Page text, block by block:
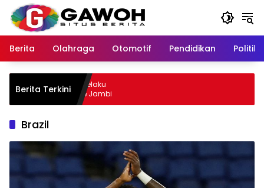
Langsung
konten
Berita
Olahraga Otomotif Pendidikan Politik
Berita Terkini
Kota Tangkap Pelaku
Kabur ke Jambi
Brazil